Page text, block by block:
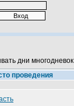
дни многодневок
проведения